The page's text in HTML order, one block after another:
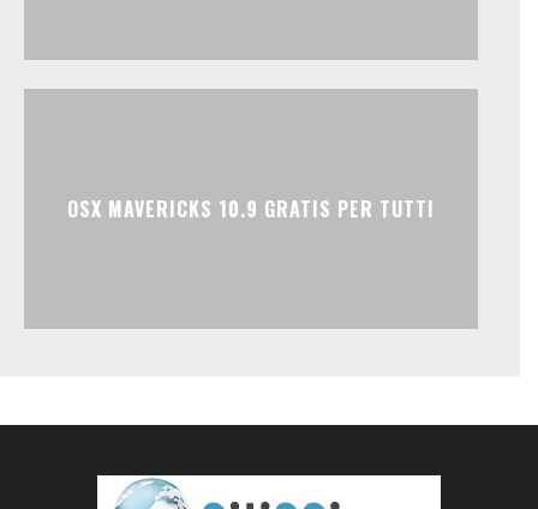
OSX MAVERICKS 10.9 GRATIS PER TUTTI